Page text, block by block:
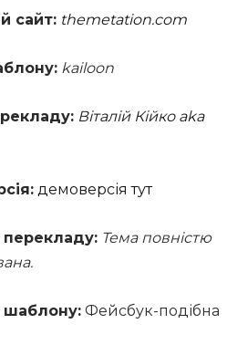
сайт: themetation.com
kailoon
Віталій Кійко aka
демоверсія тут
перекладу: Тема повністю
шаблону: Фейсбук-подібна